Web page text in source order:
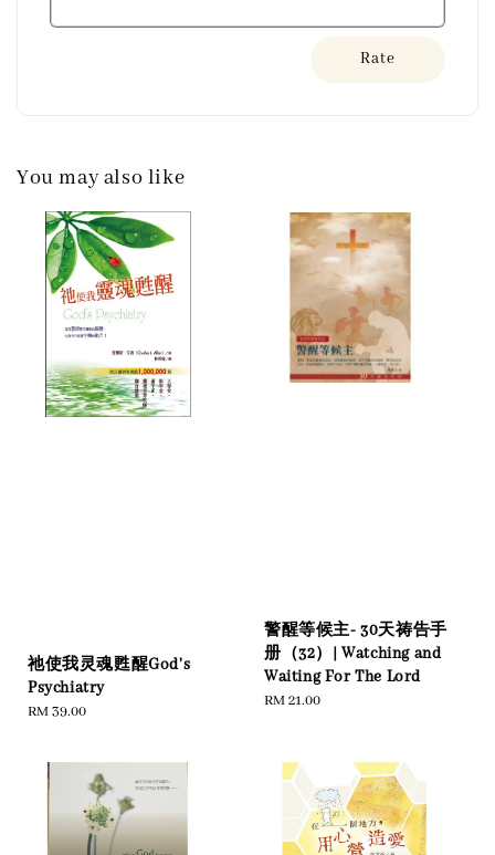
Rate
You may also like
祂使我灵魂甦醒God's
Psychiatry
Regular
RM 39.00
警醒等候主- 30天祷告手
册（32）| Watching and
Waiting For The Lord
Regular
RM 21.00